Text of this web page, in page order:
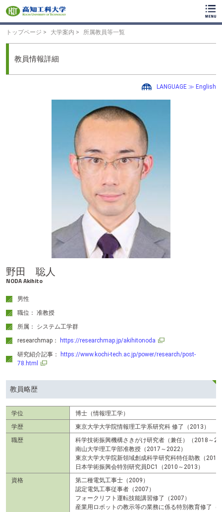
ッ
トップページ 大学案内 所属教員等一覧
教員情報詳細
LANGUAGE ≫ English
野田 聡人
NODA Akihito
男性
職位： 准教授
所属： システム工学群
researchmap：
https://researchmap.jp/akihitonoda
研究紹介記事：
https://www.kochi-tech.ac.jp/power/research/post-
78.html
教員略歴
学位
博士（情報理工学）
学歴
東京大学大学院情報理工学系研究科 修了（2013）
職歴
科学技術振興機構さきがけ研究者（兼任）（2018～
南山大学理工学部准教授（2017～2022）
東京大学大学院新領域創成科学研究科特任助教（2013
日本学術振興会特別研究員DC1（2010～2013）
資格
第二種電気工事士（2009）
認定電気工事従事者（2007）
フォークリフト運転技能講習修了（2007）
産業用ロボットの教示等の業務に係る特別教育修了（